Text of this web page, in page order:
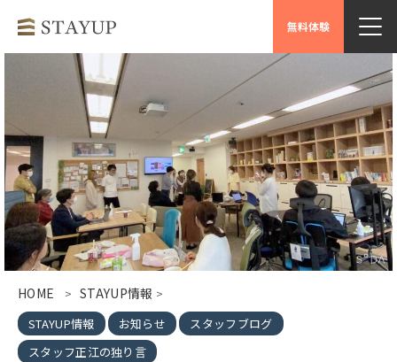
無料体験
HOME > STAYUP情報 >
STAYUP情報
お知らせ
スタッフブログ
スタッフ正江の独り言